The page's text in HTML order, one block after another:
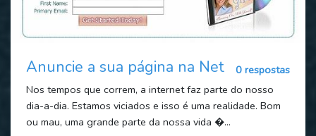
Anuncie a sua página na Net
0 respostas
Nos tempos que correm, a internet faz parte do nosso
dia-a-dia. Estamos viciados e isso é uma realidade. Bom
ou mau, uma grande parte da nossa vida �...